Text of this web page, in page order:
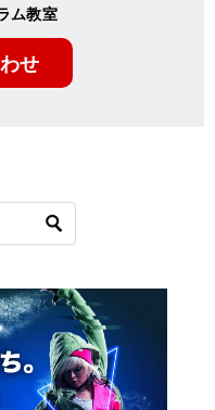
ム教室
せ